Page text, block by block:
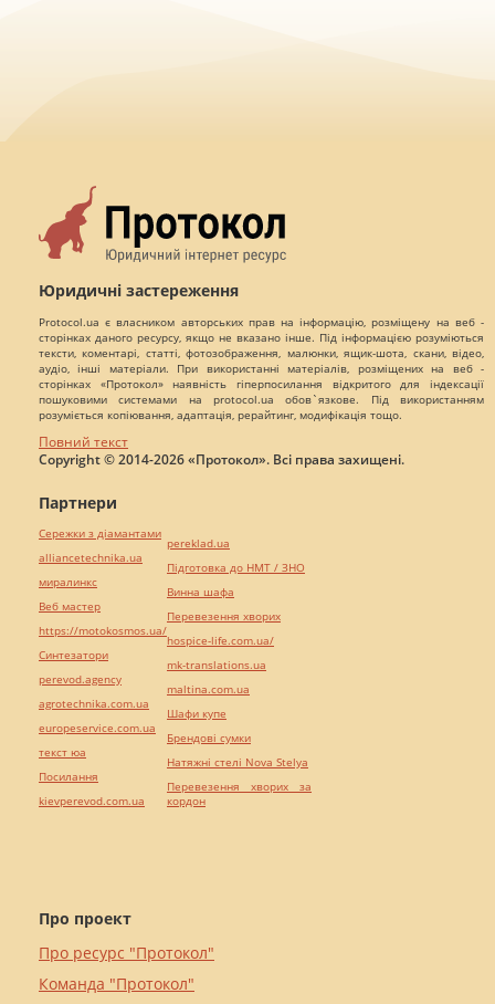
Юридичні застереження
Protocol.ua є власником авторських прав на інформацію, розміщену на веб -
сторінках даного ресурсу, якщо не вказано інше. Під інформацією розуміються
тексти, коментарі, статті, фотозображення, малюнки, ящик-шота, скани, відео,
аудіо, інші матеріали. При використанні матеріалів, розміщених на веб -
сторінках «Протокол» наявність гіперпосилання відкритого для індексації
пошуковими системами на protocol.ua обов`язкове. Під використанням
розуміється копіювання, адаптація, рерайтинг, модифікація тощо.
Повний текст
Copyright © 2014-2026 «Протокол». Всі права захищені.
Про проект
Про ресурс "Протокол"
Команда "Протокол"
Партнери
Сережки з діамантами
alliancetechnika.ua
миралинкс
Веб мастер
https://motokosmos.ua/
Синтезатори
perevod.agency
agrotechnika.com.ua
europeservice.com.ua
текст юа
Посилання
kievperevod.com.ua
pereklad.ua
Підготовка до НМТ / ЗНО
Винна шафа
Перевезення хворих
hospice-life.com.ua/
mk-translations.ua
maltina.com.ua
Шафи купе
Брендові сумки
Натяжні стелі Nova Stelya
Перевезення хворих за
кордон